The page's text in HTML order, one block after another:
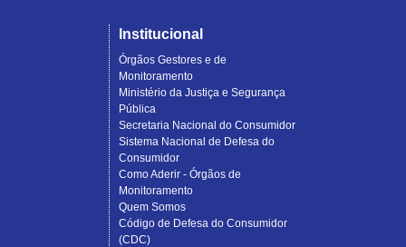
Institucional
Órgãos Gestores e de
Monitoramento
Ministério da Justiça e Segurança
Pública
Secretaria Nacional do Consumidor
Sistema Nacional de Defesa do
Consumidor
Como Aderir - Órgãos de
Monitoramento
Quem Somos
Código de Defesa do Consumidor
(CDC)